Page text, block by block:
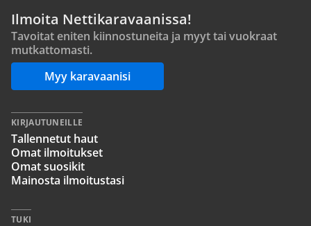
Ilmoita Nettikaravaanissa!
Tavoitat eniten kiinnostuneita ja myyt tai vuokraat
mutkattomasti.
Myy karavaanisi
KIRJAUTUNEILLE
Tallennetut haut
Omat ilmoitukset
Omat suosikit
Mainosta ilmoitustasi
TUKI